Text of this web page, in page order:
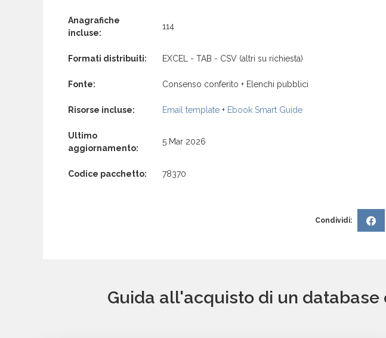
Anagrafiche
incluse:
114
Formati distribuiti: EXCEL - TAB - CSV (altri su richiesta)
Fonte: Consenso conferito + Elenchi pubblici
Risorse incluse: Email template + Ebook Smart Guide
Ultimo
aggiornamento:
5 Mar 2026
Codice pacchetto: 78370
Condividi:
Guida all'acquisto di un